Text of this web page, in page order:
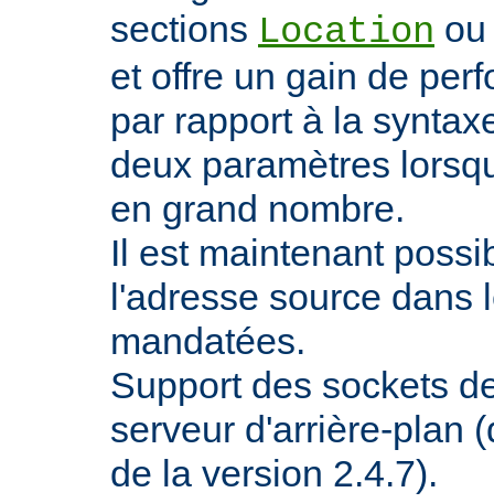
sections Location
et offre un gain de
par rapport à la
deux paramètres
en grand nombre.
Il est maintenant
l'adresse source dans
mandatées.
Support des sockets
serveur d'arrière-plan
de la version 2.4.7).